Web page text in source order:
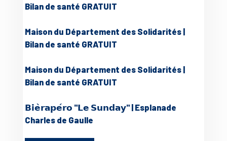
Bilan de santé GRATUIT
Maison du Département des Solidarités |
Bilan de santé GRATUIT
Maison du Département des Solidarités |
Bilan de santé GRATUIT
𝗕𝗶𝗲̀𝗿𝗮𝗽𝗲́𝗿𝗼 "𝗟𝗲 𝗦𝘂𝗻𝗱𝗮𝘆" | Esplanade
Charles de Gaulle